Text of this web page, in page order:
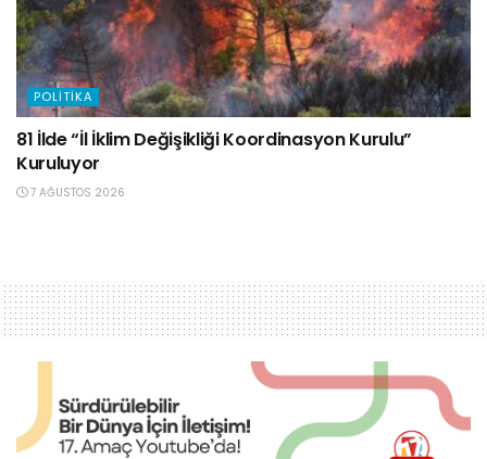
POLITIKA
81 İlde “İl İklim Değişikliği Koordinasyon Kurulu”
Kuruluyor
7 AĞUSTOS 2026